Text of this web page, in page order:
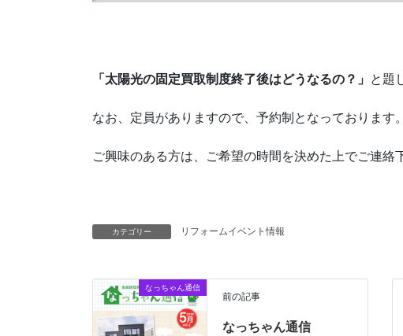
「太陽光の固定買取制度終了後はどうなるの？」 と題
なお、定員がありますので、予約制となっております。
ご興味のある方は、ご希望の時間を決めた上でご連絡
カテゴリー リフォームイベント情報
なっちゃん通信
前の記事
なっちゃん通信